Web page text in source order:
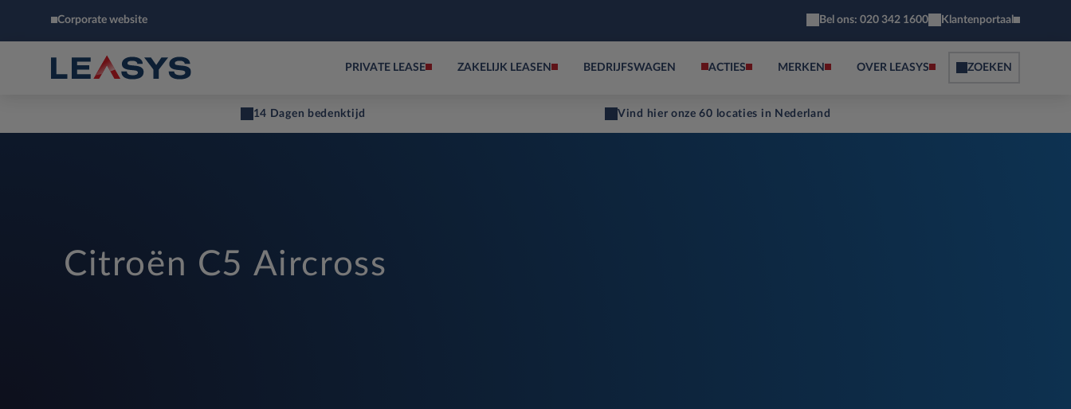
Corporate website Bel ons: 020 342 1600 Klantenportaal
PRIVATE LEASE ZAKELIJK LEASEN BEDRIJFSWAGEN ACTIES MERKEN OVER LEASYS ZOEKEN
14 Dagen bedenktijd Vind hier onze 60 locaties in Nederland
Citroën C5 Aircross